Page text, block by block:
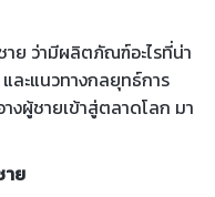
าย ว่ามีผลิตภัณฑ์อะไรที่น่า
ละแนวทางกลยุทธ์การ
งผู้ชายเข้าสู่ตลาดโลก มา
าย